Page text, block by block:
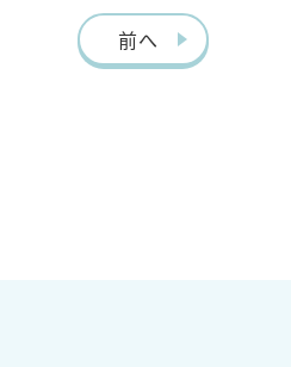
前へ